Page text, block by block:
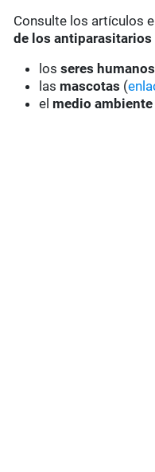
Consulte los artículos
de los antiparasitarios
losseres humanos
las mascotas (
el medio ambiente